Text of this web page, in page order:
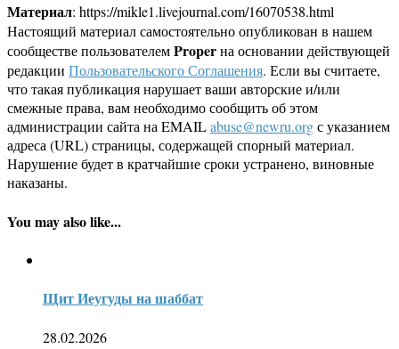
Материал: https://mikle1.livejournal.com/16070538.html
Настоящий материал самостоятельно опубликован в нашем
сообществе пользователемProperна основании действующей
редакции Пользовательского Соглашения. Если вы считаете,
что такая публикация нарушает ваши авторские и/или
смежные права, вам необходимо сообщить об этом
администрации сайта на EMAILabuse@newru.orgс указанием
адреса (URL) страницы, содержащей спорный материал.
Нарушение будет в кратчайшие сроки устранено, виновные
наказаны.
You may also like...
Щит Иеугуды на шаббат
28.02.2026